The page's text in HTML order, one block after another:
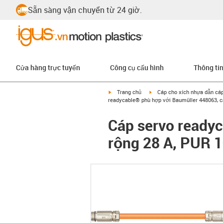
Sẵn sàng vận chuyển từ 24 giờ.
Cửa hàng trực tuyến Công cụ cấu hình Thông
igus-icon-arrow-right
Trang chủ igus-icon-arrow-right
Cáp cho xích nhựa dẫn
readycable® phù hợp với Baumüller 448063,
Cáp servo
rộng 28 A, PUR